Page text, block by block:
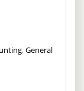
,General